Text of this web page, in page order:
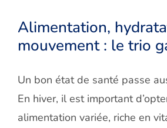
Alimentation,
mouvement : le trio
Un bon état de santé passe
En hiver, il est important
alimentation variée, riche en